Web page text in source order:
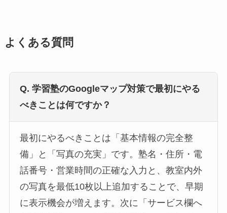
よくある質問
Q. 学習塾のGoogleマップ対策で最初にやる
べきことは何ですか？
最初にやるべきことは「基本情報の完全整
備」と「写真の充実」です。塾名・住所・電
話番号・営業時間の正確な入力と、教室内外
の写真を最低10枚以上追加することで、早期
に表示機会が増えます。次に「サービス欄へ